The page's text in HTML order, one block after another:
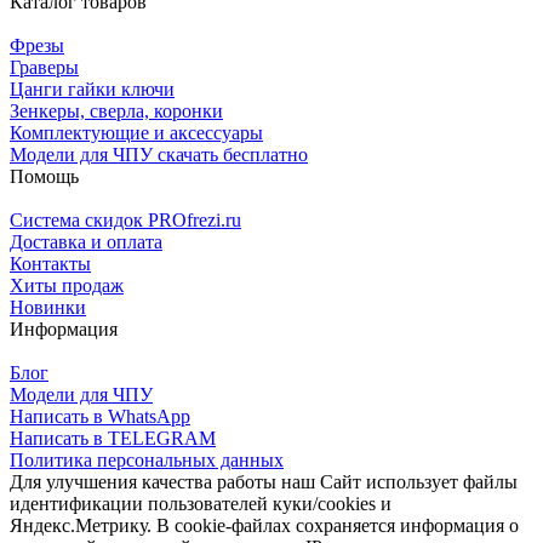
Фрезы
Граверы
Цанги гайки ключи
Зенкеры, сверла, коронки
Комплектующие и аксессуары
Модели для ЧПУ скачать бесплатно
Помощь
Система скидок PROfrezi.ru
Доставка и оплата
Контакты
Хиты продаж
Новинки
Информация
Блог
Модели для ЧПУ
Написать в WhatsApp
Написать в TELEGRAM
Политика персональных данных
Для улучшения качества работы наш Сайт использует файлы
идентификации пользователей куки/cookies и
Яндекс.Метрику. В cookie-файлах сохраняется информация о